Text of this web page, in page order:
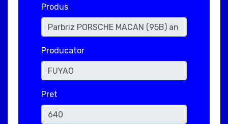
Produs
Producator
Pret